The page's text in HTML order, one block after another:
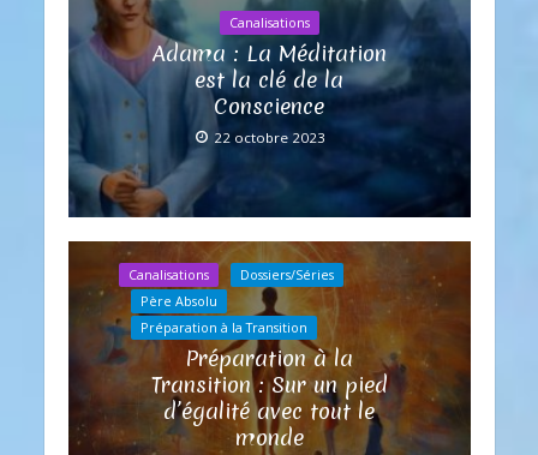
Canalisations
Adama : La Méditation
est la clé de la
Conscience
22 octobre 2023
Canalisations
Dossiers/Séries
Père Absolu
Préparation à la Transition
Préparation à la
Transition : Sur un pied
d’égalité avec tout le
monde